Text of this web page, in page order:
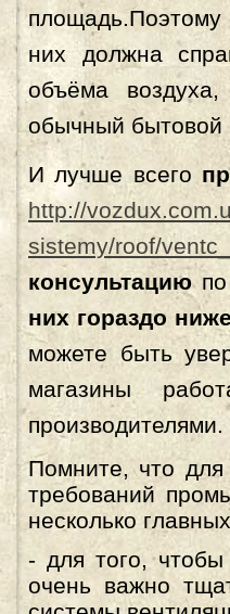
площадь.Поэтому
них должна
объёма
обычный бытовой
И лучше всего
http://
sistemy/roof/
консультацию
них гораздо
можете быть
магазины
производителями.
Помните, что для
требований
несколько
- для того,
очень важно